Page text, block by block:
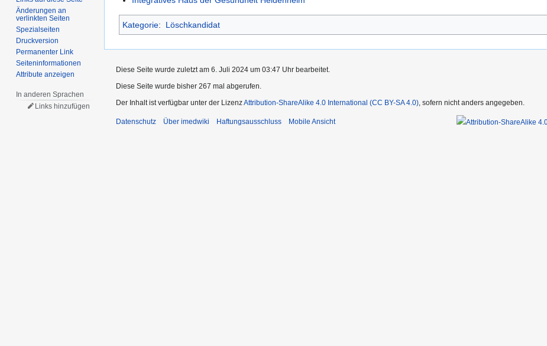
Kategorie: Löschkandidat
Änderungen an
verlinkten Seiten
Spezialseiten
Druckversion
Permanenter Link
Seiten­informationen
Attribute anzeigen
In anderen Sprachen
Links hinzufügen
Diese Seite wurde zuletzt am 6. Juli 2024 um 03:47 Uhr bearbeitet.
Diese Seite wurde bisher 267 mal abgerufen.
Der Inhalt ist verfügbar unter der LizenzAttribution-ShareAlike 4.0 International (CC BY-SA 4.0), sofern nicht anders angegeben.
Datenschutz Über imedwiki Haftungsausschluss Mobile Ansicht